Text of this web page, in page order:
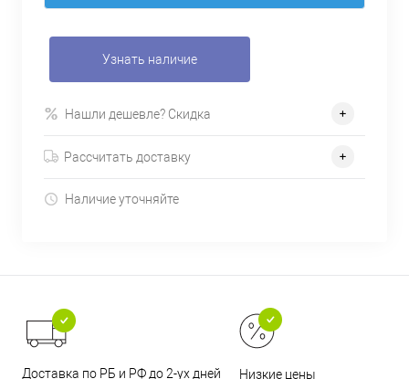
Узнать наличие
Нашли дешевле? Скидка
Рассчитать доставку
Наличие уточняйте
Доставка по РБ и РФ до 2-ух дней Низкие цены